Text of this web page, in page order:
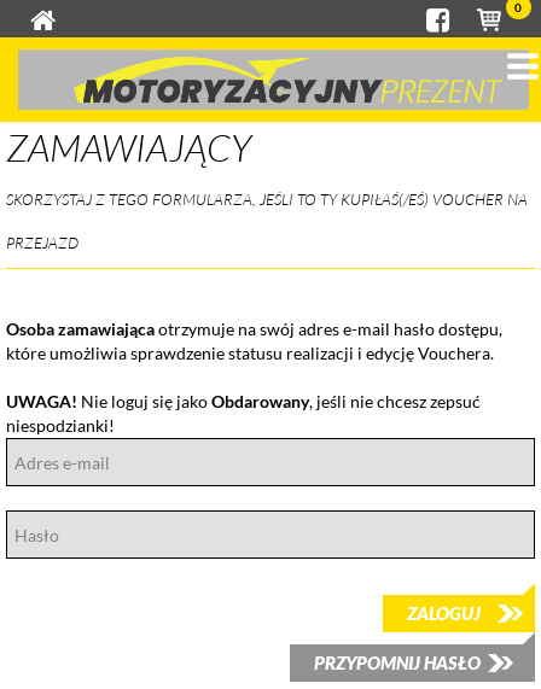
0
ZAMAWIAJĄCY
SKORZYSTAJ Z TEGO FORMULARZA, JEŚLI TO TY KUPIŁAŚ(/EŚ) VOUCHER NA
PRZEJAZD
Osoba zamawiającaotrzymuje na swój adres e-mail hasło dostępu,
które umożliwia sprawdzenie statusu realizacji i edycję Vouchera.
UWAGA! Nie loguj się jakoObdarowany, jeśli nie chcesz zepsuć
niespodzianki!
ZALOGUJ
PRZYPOMNIJ HASŁO